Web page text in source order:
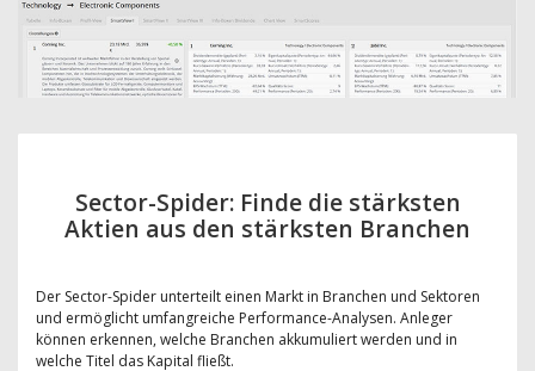
Sector-Spider: Finde die stärksten
Aktien aus den stärksten Branchen
Der Sector-Spider unterteilt einen Markt in Branchen und Sektoren
und ermöglicht umfangreiche Performance-Analysen. Anleger
können erkennen, welche Branchen akkumuliert werden und in
welche Titel das Kapital fließt.